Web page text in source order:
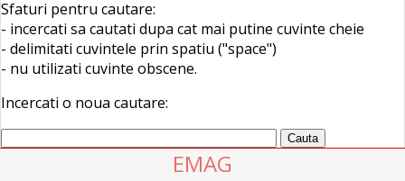
Sfaturi pentru cautare:
- incercati sa cautati dupa cat mai putine cuvinte cheie
- delimitati cuvintele prin spatiu ("space")
- nu utilizati cuvinte obscene.
Incercati o noua cautare:
EMAG